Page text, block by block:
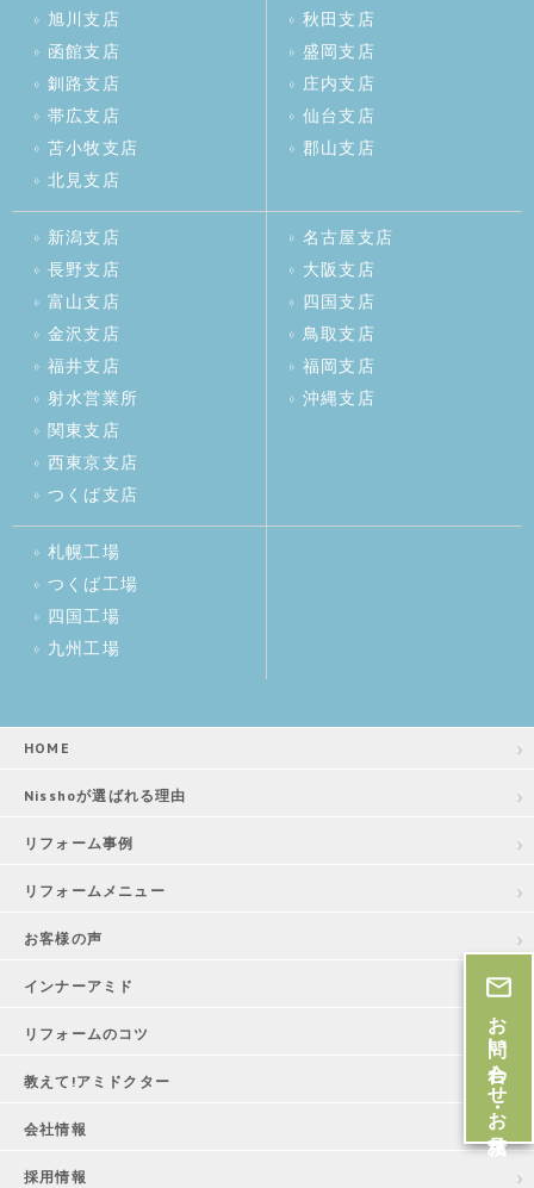
旭川支店
函館支店
釧路支店
帯広支店
苫小牧支店
北見支店
秋田支店
盛岡支店
庄内支店
仙台支店
郡山支店
新潟支店
長野支店
富山支店
金沢支店
福井支店
射水営業所
関東支店
西東京支店
つくば支店
名古屋支店
大阪支店
四国支店
鳥取支店
福岡支店
沖縄支店
札幌工場
つくば工場
四国工場
九州工場
HOME
Nisshoが選ばれる理由
リフォーム事例
リフォームメニュー
お客様の声
インナーアミド
リフォームのコツ
教えて!アミドクター
会社情報
採用情報
お問い合わせ・お見積